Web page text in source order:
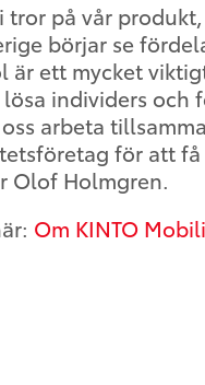
tror på vår
börjar se
är ett mycket
individers och
arbeta
för att
Olof Holmgren.
Om KINTO